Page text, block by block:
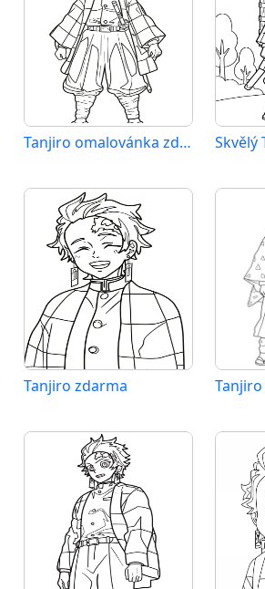
Tanjiro omalovánka zdarma Skvělý
Tanjiro zdarma